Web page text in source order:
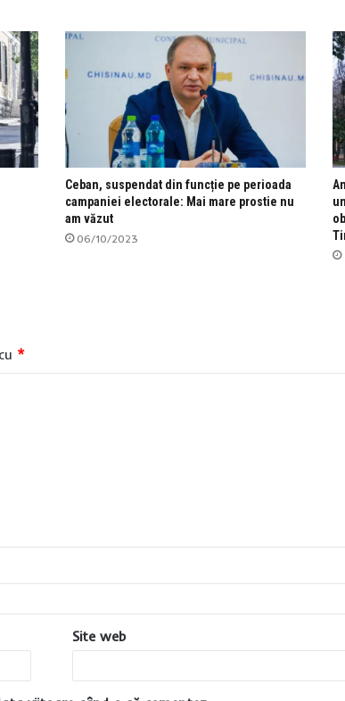
Ceban, suspendat din funcție pe perioada
campaniei electorale: Mai mare prostie nu
am văzut
06/10/2023
*
Site web